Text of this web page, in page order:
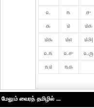
௨
௩ ௪
௯
௰ ௰௧
௰௬
௰௭ ௰௮
௨௩
௨௪ ௨௫
௩௰
௩௧
மேலும் வைரத் தமிழில் ...